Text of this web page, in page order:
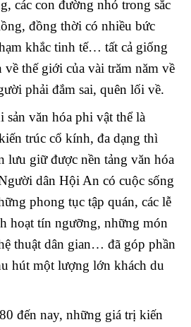
các con đường nhỏ trong sắc
đồng thời có nhiều bức
khắc tinh tế… tất cả giống
thế giới của vài trăm năm về
phải đắm sai, quên lối về.
sản văn hóa phi vật thể là
trúc cổ kính, đa dạng thì
lưu giữ được nền tảng văn hóa
dân Hội An có cuộc sống
phong tục tập quán, các lễ
hoạt tín ngưỡng, những món
thuật dân gian… đã góp phần
hút một lượng lớn khách du
đến nay, những giá trị kiến